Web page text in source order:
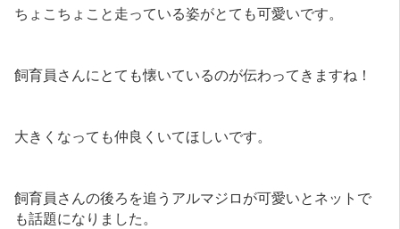
ちょこちょこと走っている姿がとても可愛いです。
飼育員さんにとても懐いているのが伝わってきますね！
大きくなっても仲良くいてほしいです。
飼育員さんの後ろを追うアルマジロが可愛いとネットで
も話題になりました。